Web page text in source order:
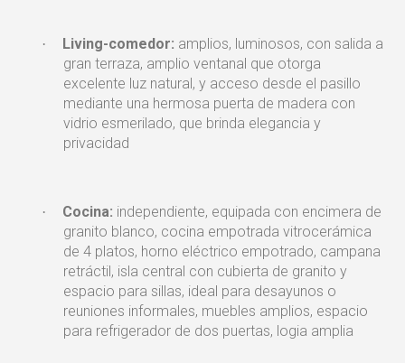
· Living-comedor: amplios, luminosos, con salida a
gran terraza, amplio ventanal que otorga
excelente luz natural, y acceso desde el pasillo
mediante una hermosa puerta de madera con
vidrio esmerilado, que brinda elegancia y
privacidad
· Cocina: independiente, equipada con encimera de
granito blanco, cocina empotrada vitrocerámica
de 4 platos, horno eléctrico empotrado, campana
retráctil, isla central con cubierta de granito y
espacio para sillas, ideal para desayunos o
reuniones informales, muebles amplios, espacio
para refrigerador de dos puertas, logia amplia